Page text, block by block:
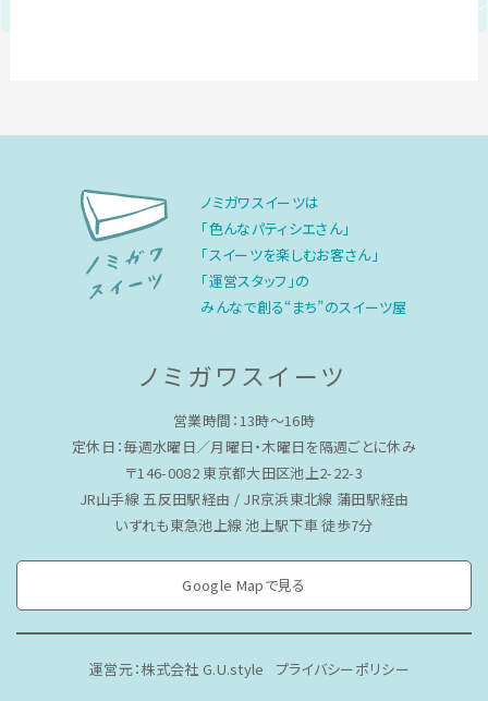
ノミガワスイーツは
「色んなパティシエさん」
「スイーツを楽しむお客さん」
「運営スタッフ」の
みんなで創る“まち”のスイーツ屋
ノミガワスイーツ
営業時間：13時〜16時
定休日：毎週水曜日／月曜日・木曜日を隔週ごとに休み
〒146-0082 東京都大田区池上2-22-3
JR山手線 五反田駅経由 / JR京浜東北線 蒲田駅経由
いずれも東急池上線 池上駅下車 徒歩7分
Google Mapで見る
運営元：株式会社 G.U.style プライバシーポリシー